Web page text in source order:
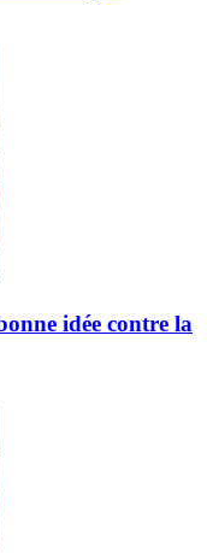
idée contre la